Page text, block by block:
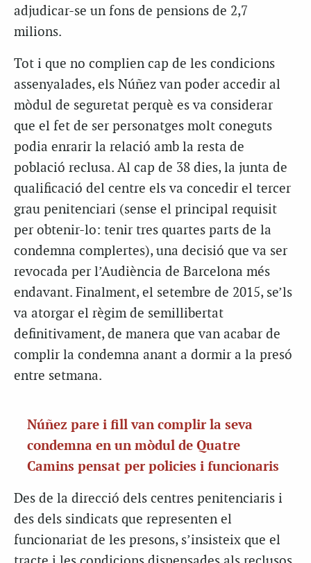
adjudicar-se un fons de pensions de 2,7
milions.
Tot i que no complien cap de les condicions
assenyalades, els Núñez van poder accedir al
mòdul de seguretat perquè es va considerar
que el fet de ser personatges molt coneguts
podia enrarir la relació amb la resta de
població reclusa. Al cap de 38 dies, la junta de
qualificació del centre els va concedir el tercer
grau penitenciari (sense el principal requisit
per obtenir-lo: tenir tres quartes parts de la
condemna complertes), una decisió que va ser
revocada per l’Audiència de Barcelona més
endavant. Finalment, el setembre de 2015, se’ls
va atorgar el règim de semillibertat
definitivament, de manera que van acabar de
complir la condemna anant a dormir a la presó
entre setmana.
Núñez pare i fill van complir la seva
condemna en un mòdul de Quatre
Camins pensat per policies i funcionaris
Des de la direcció dels centres penitenciaris i
des dels sindicats que representen el
funcionariat de les presons, s’insisteix que el